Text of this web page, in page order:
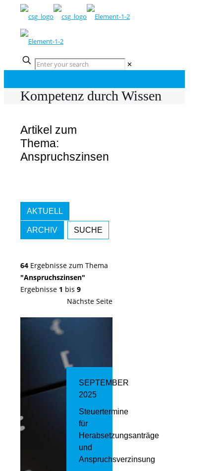
✕
Kompetenz durch Wissen
Artikel zum
Thema:
Anspruchszinsen
AKTUELL
ARCHIV SUCHE
64 Ergebnisse zum Thema
"Anspruchszinsen"
Ergebnisse 1 bis 9
Nächste Seite
SEPTEMBER
2025
Steuertermine
für
Herabsetzungsanträge
und
Anspruchsverzinsung